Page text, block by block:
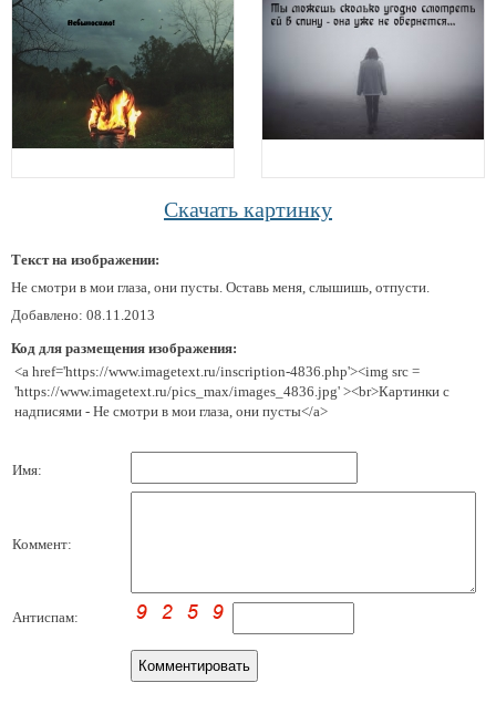
Скачать картинку
Текст на изображении:
Не смотри в мои глаза, они пусты. Оставь меня, слышишь, отпусти.
Добавлено: 08.11.2013
Код для размещения изображения:
<a href='https://www.imagetext.ru/inscription-4836.php'><img src =
'https://www.imagetext.ru/pics_max/images_4836.jpg' ><br>Картинки с
надписями - Не смотри в мои глаза, они пусты</a>
Имя:
Коммент:
Антиспам: